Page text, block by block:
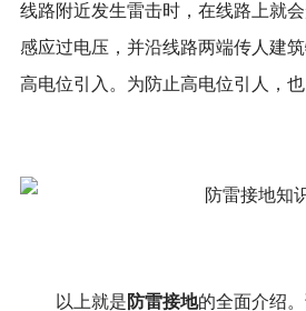
线路附近发生雷击时，在线路上就
感应过电压，并沿线路两端传人建
高电位引入。为防止高电位引人，也
以上就是防雷接地的全面介绍